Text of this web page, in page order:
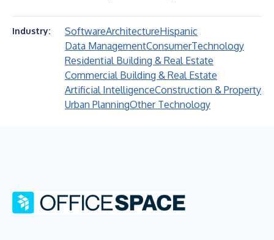
Industry: SoftwareArchitectureHispanic
Data ManagementConsumerTechnology
Residential Building & Real Estate
Commercial Building & Real Estate
Artificial IntelligenceConstruction & Property
Urban PlanningOther Technology